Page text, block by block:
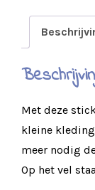
Met deze
kleine
meer nodig
Op het vel